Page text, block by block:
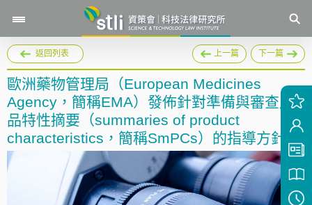
返回列表 上一篇 下一篇
歐洲藥物管理局（European Medicines
Agency，簡稱EMA）發佈針對準備與審查產
品特性摘要（summaries of product
characteristics，簡稱SmPCs）的指導方針